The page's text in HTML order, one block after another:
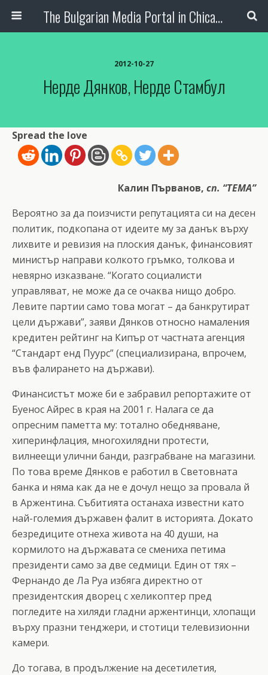
The Bulgarian Media Portal in Chicago
2012-10-27
Нерде Дянков, Нерде Стамбул
Spread the love
Калин Първанов, сп. “ТЕМА”
Вероятно за да поизчисти репутацията си на десен
политик, подкопана от идеите му за данък върху
лихвите и ревизия на плоския данък, финансовият
министър направи колкото гръмко, толкова и
невярно изказване. “Когато социалисти
управляват, не може да се очаква нищо добро.
Левите партии само това могат – да банкрутират
цели държави”, заяви Дянков относно намаления
кредитен рейтинг на Кипър от частната агенция
“Стандарт енд Пуурс” (специализирана, впрочем,
във фалирането на държави).
Финансистът може би е забравил репортажите от
Буенос Айрес в края на 2001 г. Налага се да
опресним паметта му: тотално обедняване,
хиперинфлация, многохилядни протести,
вилнеещи улични банди, разграбване на магазини.
По това време Дянков е работил в Световната
банка и няма как да не е дочул нещо за провала й
в Аржентина. Събитията останаха известни като
най-големия държавен фалит в историята. Докато
безредиците отнеха живота на 40 души, на
кормилото на държавата се смениха петима
президенти само за две седмици. Един от тях –
Фернандо де Ла Руа избяга директно от
президентския дворец с хеликоптер пред
погледите на хиляди гладни аржентинци, хлопащи
върху празни тенджери, и стотици телевизионни
камери.
До тогава, в продължение на десетилетия,